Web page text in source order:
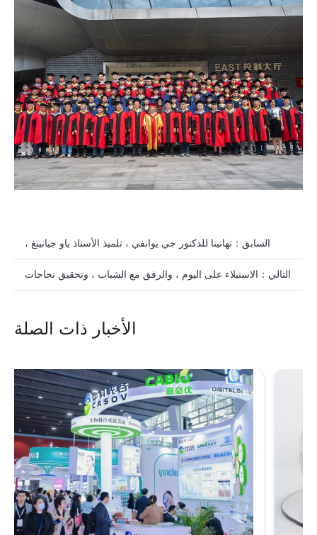
السابق： تهانينا للدكتور جي يوانفي ، تلميذ الأستاذ ياو جيانينغ ،
رئيس مجلس إدارة كاسوف ومشرف الدكتوراه ، على الفوز بـالتالي： الاستيلاء على اليوم ، والرفق مع الشباب ، وتحقيق نجاحات
الأخبار ذات الصلة